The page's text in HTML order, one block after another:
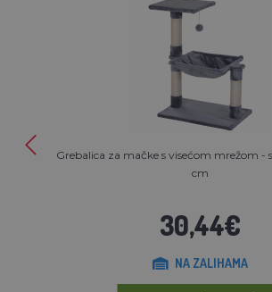
Grebalica za mačke s visećom mrežom -
cm
30,44€
NA ZALIHAMA